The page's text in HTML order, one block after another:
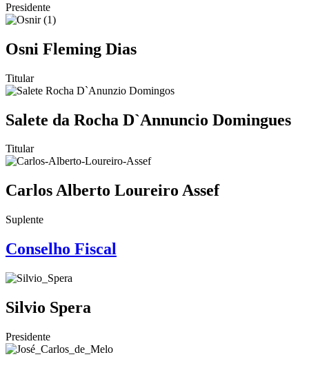
Presidente
Osni Fleming Dias
Titular
Salete da Rocha D`Annuncio Domingues
Titular
Carlos Alberto Loureiro Assef
Suplente
Conselho Fiscal
Silvio Spera
Presidente